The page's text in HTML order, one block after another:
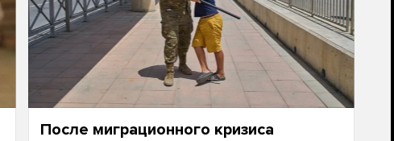
После миграционного кризиса